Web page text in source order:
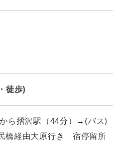
徒歩)
ら摺沢駅（44分）→(バス)
橋経由大原行き 宿停留所